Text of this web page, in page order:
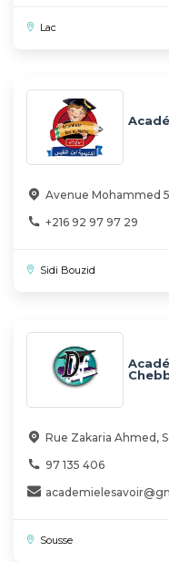
Lac
Avenue Mohammed 5
+216 92 97 97 29
Sidi Bouzid
Rue Zakaria Ahmed,
97 135 406
Sousse